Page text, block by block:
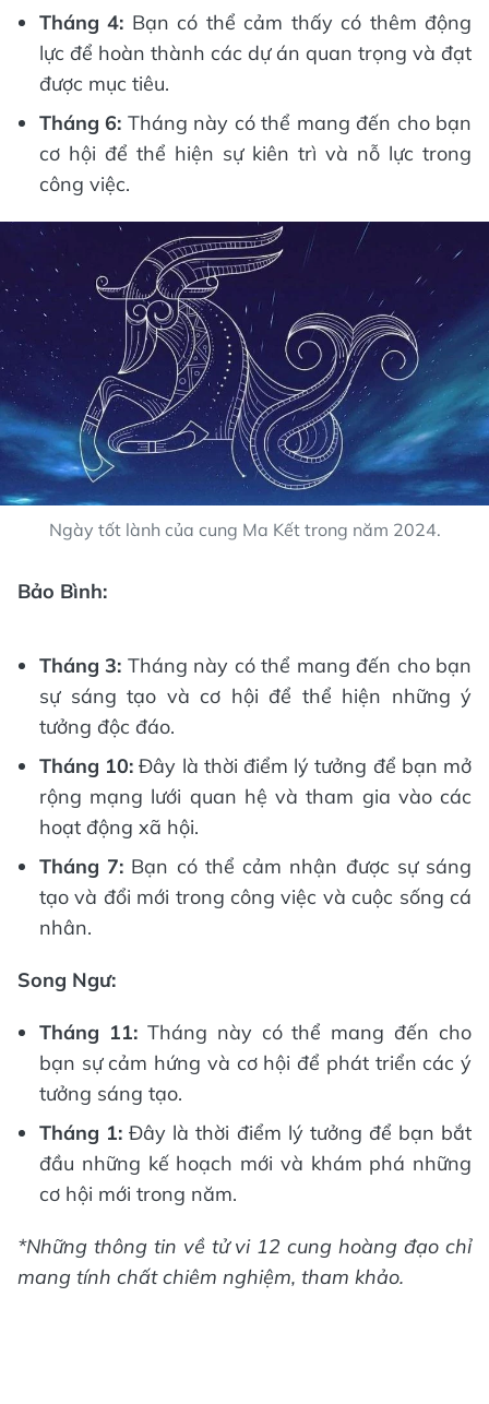
Tháng 4: Bạn có thể cảm thấy có thêm động
lực để hoàn thành các dự án quan trọng và đạt
được mục tiêu.
Tháng 6: Tháng này có thể mang đến cho bạn
cơ hội để thể hiện sự kiên trì và nỗ lực trong
công việc.
Ngày tốt lành của cung Ma Kết trong năm 2024.
Bảo Bình:
Tháng 3: Tháng này có thể mang đến cho bạn
sự sáng tạo và cơ hội để thể hiện những ý
tưởng độc đáo.
Tháng 10: Đây là thời điểm lý tưởng để bạn mở
rộng mạng lưới quan hệ và tham gia vào các
hoạt động xã hội.
Tháng 7: Bạn có thể cảm nhận được sự sáng
tạo và đổi mới trong công việc và cuộc sống cá
nhân.
Song Ngư:
Tháng 11:Tháng này có thể mang đến cho
bạn sự cảm hứng và cơ hội để phát triển các ý
tưởng sáng tạo.
Tháng 1: Đây là thời điểm lý tưởng để bạn bắt
đầu những kế hoạch mới và khám phá những
cơ hội mới trong năm.
*Những thông tin về tử vi 12 cung hoàng đạo chỉ
mang tính chất chiêm nghiệm, tham khảo.